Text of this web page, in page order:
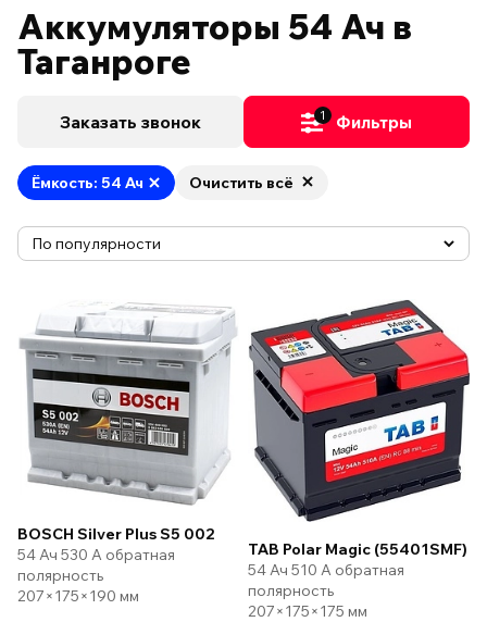
Аккумуляторы 54 Ач в
Таганроге
Заказать звонок 1 Фильтры
Ёмкость: 54 Ач Очистить всё
BOSCH Silver Plus S5 002
54 Ач 530 А обратная
полярность
207×175×190 мм
TAB Polar Magic (55401SMF)
54 Ач 510 А обратная
полярность
207×175×175 мм